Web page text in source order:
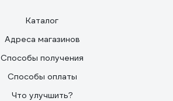
Каталог
Адреса магазинов
Способы получения
Способы оплаты
Что улучшить?